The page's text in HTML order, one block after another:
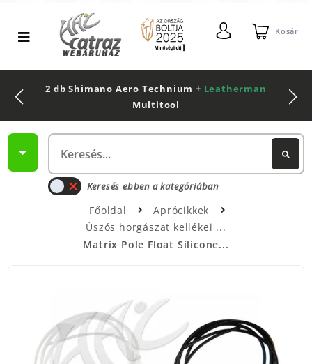
Kosár
2 db Shimano Aero Technium + Leatherman
Multitool
Keresés ebben a kategóriában
Főoldal
Aprócikkek
Úszós horgászat kellékei
Matrix Pole Float Silicone...